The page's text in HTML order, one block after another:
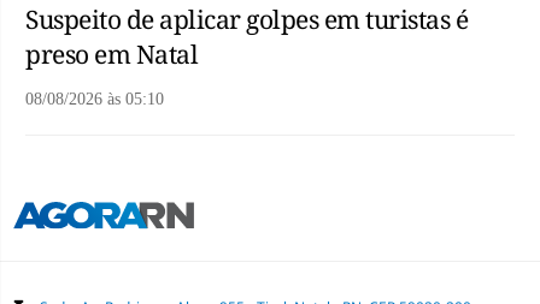
Suspeito de aplicar golpes em turistas é
preso em Natal
08/08/2026 às 05:10